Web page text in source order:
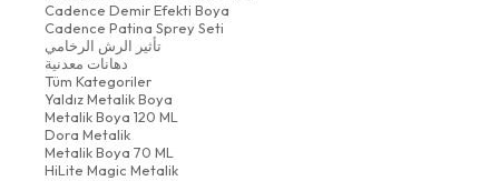
Cadence Demir Efekti Boya
Cadence Patina Sprey Seti
تأثير الرش الرخامي
دهانات معدنية
Tüm Kategoriler
Yaldız Metalik Boya
Metalik Boya 120 ML
Dora Metalik
Metalik Boya 70 ML
HiLite Magic Metalik